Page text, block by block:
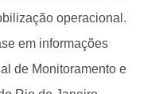
operacional.
em informações
de Monitoramento e